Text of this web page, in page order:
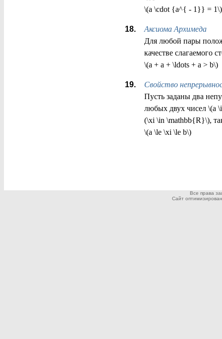
\(a \cdot {a^{ - 1}} = 1\)
Аксиома Архимеда
Для любой пары
качестве слагаемого
\(a + a + \ldots + a > b\)
Свойство
Пусть заданы два
любых двух чисел \(a
(\xi \in \mathbb{R}\),
\(a \le \xi \le b\)
Все права
Сайт